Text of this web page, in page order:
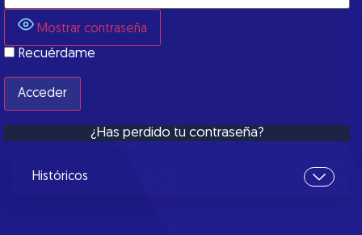
Mostrar contraseña
Recuérdame
¿Has perdido tu contraseña?
Históricos